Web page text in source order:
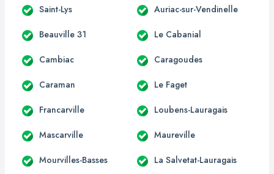
Saint-Lys Auriac-sur-Vendinelle
Beauville 31 Le Cabanial
Cambiac Caragoudes
Caraman Le Faget
Francarville Loubens-Lauragais
Mascarville Maureville
Mourvilles-Basses La Salvetat-Lauragais